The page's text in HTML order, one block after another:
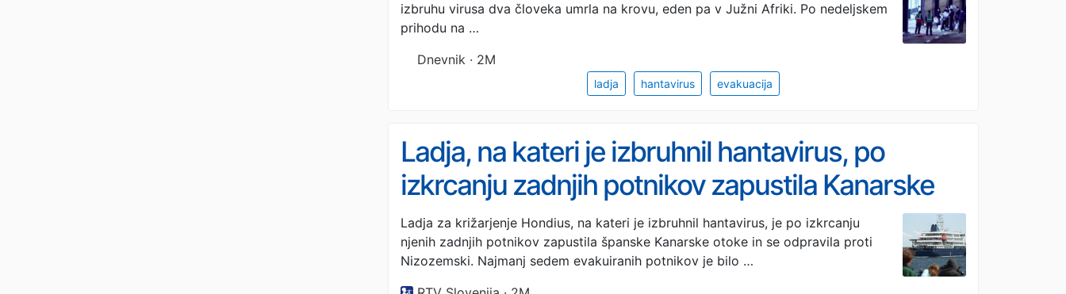
izbruhu virusa dva človeka umrla na krovu, eden pa v Južni Afriki. Po nedeljskem
prihodu na …
Dnevnik · 2M
ladja hantavirus evakuacija
Ladja, na kateri je izbruhnil hantavirus, po
izkrcanju zadnjih potnikov zapustila Kanarske
otoke
Ladja za križarjenje Hondius, na kateri je izbruhnil hantavirus, je po izkrcanju
njenih zadnjih potnikov zapustila španske Kanarske otoke in se odpravila proti
Nizozemski. Najmanj sedem evakuiranih potnikov je bilo …